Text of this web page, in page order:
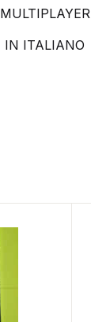
MULTIPLAYER
IN ITALIANO